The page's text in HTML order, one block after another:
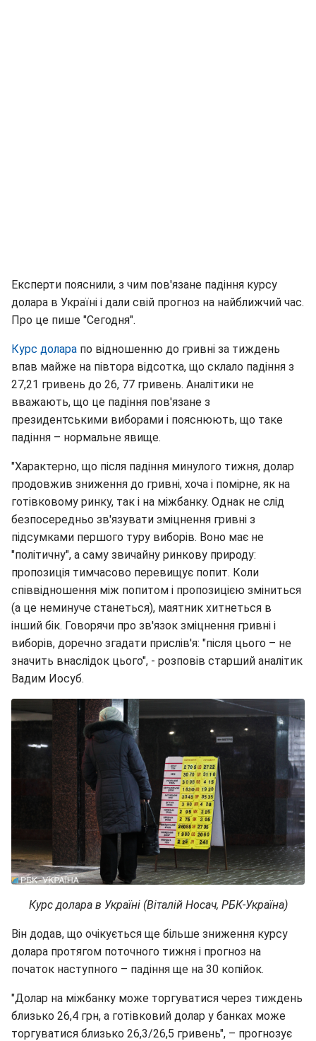
Експерти пояснили, з чим пов'язане падіння курсу
долара в Україні і дали свій прогноз на найближчий час.
Про це пише "Сегодня".
Курс долара по відношенню до гривні за тиждень
впав майже на півтора відсотка, що склало падіння з
27,21 гривень до 26, 77 гривень. Аналітики не
вважають, що це падіння пов'язане з
президентськими виборами і пояснюють, що таке
падіння – нормальне явище.
"Характерно, що після падіння минулого тижня, долар
продовжив зниження до гривні, хоча і помірне, як на
готівковому ринку, так і на міжбанку. Однак не слід
безпосередньо зв'язувати зміцнення гривні з
підсумками першого туру виборів. Воно має не
"політичну", а саму звичайну ринкову природу:
пропозиція тимчасово перевищує попит. Коли
співвідношення між попитом і пропозицією зміниться
(а це неминуче станеться), маятник хитнеться в
інший бік. Говорячи про зв'язок зміцнення гривні і
виборів, доречно згадати прислів'я: "після цього – не
значить внаслідок цього", - розповів старший аналітик
Вадим Иосуб.
Курс долара в Україні (Віталій Носач, РБК-Україна)
Він додав, що очікується ще більше зниження курсу
долара протягом поточного тижня і прогноз на
початок наступного – падіння ще на 30 копійок.
"Долар на міжбанку може торгуватися через тиждень
близько 26,4 грн, а готівковий долар у банках може
торгуватися близько 26,3/26,5 гривень", – прогнозує